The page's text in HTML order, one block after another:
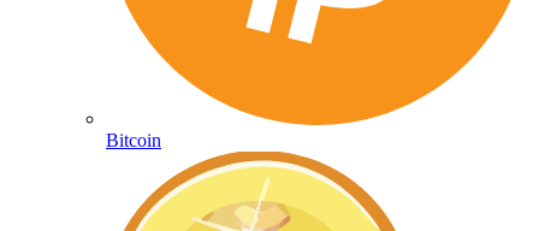
Bitcoin